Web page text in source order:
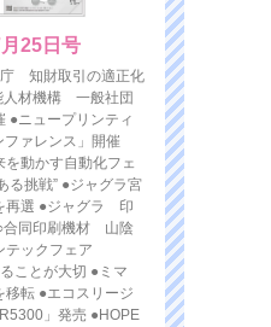
25日号
庁 知財取引の適正化
人材機構 一般社団
●ニュープリンティ
ァレンス」開催
動かす自動化フェ
る挑戦” ●ジャグラ宮
再選 ●ジャグラ 印
合同印刷機材 山陰
テックフェア
ことが大切 ●ミマ
転 ●エコスリージ
」発売 ●HOPE